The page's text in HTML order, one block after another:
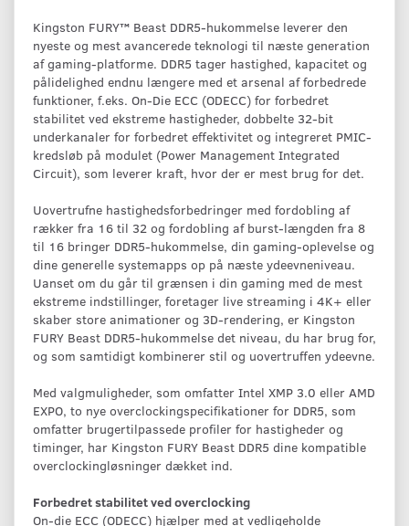
Kingston FURY™ Beast DDR5-hukommelse leverer den
nyeste og mest avancerede teknologi til næste generation
af gaming-platforme. DDR5 tager hastighed, kapacitet og
pålidelighed endnu længere med et arsenal af forbedrede
funktioner, f.eks. On-Die ECC (ODECC) for forbedret
stabilitet ved ekstreme hastigheder, dobbelte 32-bit
underkanaler for forbedret effektivitet og integreret PMIC-
kredsløb på modulet (Power Management Integrated
Circuit), som leverer kraft, hvor der er mest brug for det.
Uovertrufne hastighedsforbedringer med fordobling af
rækker fra 16 til 32 og fordobling af burst-længden fra 8
til 16 bringer DDR5-hukommelse, din gaming-oplevelse og
dine generelle systemapps op på næste ydeevneniveau.
Uanset om du går til grænsen i din gaming med de mest
ekstreme indstillinger, foretager live streaming i 4K+ eller
skaber store animationer og 3D-rendering, er Kingston
FURY Beast DDR5-hukommelse det niveau, du har brug for,
og som samtidigt kombinerer stil og uovertruffen ydeevne.
Med valgmuligheder, som omfatter Intel XMP 3.0 eller AMD
EXPO, to nye overclockingspecifikationer for DDR5, som
omfatter brugertilpassede profiler for hastigheder og
timinger, har Kingston FURY Beast DDR5 dine kompatible
overclockingløsninger dækket ind.
Forbedret stabilitet ved overclocking
On-die ECC (ODECC) hjælper med at vedligeholde